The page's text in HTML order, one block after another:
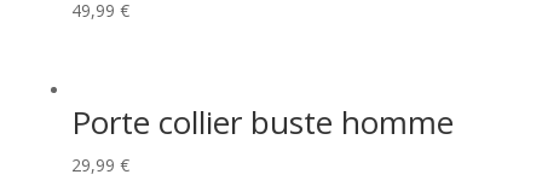
49,99 €
Porte collier buste homme
29,99 €